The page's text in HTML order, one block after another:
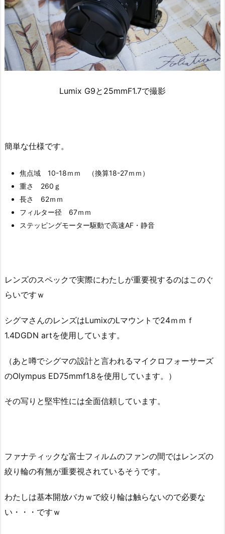
Lumix G9と25mmF1.7で撮影
簡単な仕様です。
焦点域 10-18ｍｍ （換算18-27ｍｍ）
重さ 260ｇ
長さ 62ｍｍ
フィルター径 67ｍｍ
ステッピングモーター駆動で高速AF・静音
レンズのスペックで実際にわたしが重要視するのはこのぐ
らいですｗ
シグマさんのレンズはLumixのLマウントで24ｍｍｆ
1.4DGDN artを使用しています。
（あと噂でシグマの設計と言われるマイクロフォーサーズ
のOlympus ED75mmf1.8を使用しています。）
その写りと堅牢性には全面信頼しています。
ファナティックな富士フィルムのファンの間ではレンズの
絞り輪の有無が重要視されているそうです。
わたしは基本開放バカｗで絞り輪は触らないので必要な
い・・・ですｗ